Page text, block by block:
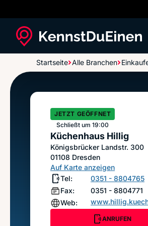
Startseite Alle Branchen
Küchenhaus Hillig
JETZT GEÖFFNET
Schließt um 19:00
Küchenhaus Hillig
Königsbrücker Landstr. 300
01108 Dresden
Auf Karte anzeigen
Tel:
0351 - 8804765
Fax:
0351 - 8804771
Web:
ANRUFEN